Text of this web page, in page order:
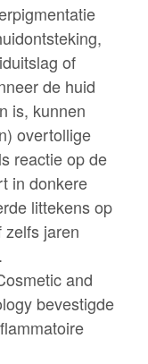
of
de huid
is, kunnen
overtollige
reactie op de
in donkere
littekens op
zelfs jaren
and
bevestigde